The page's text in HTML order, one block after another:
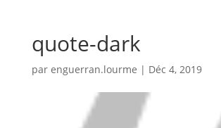
quote-dark
par enguerran.lourme | Déc 4, 2019